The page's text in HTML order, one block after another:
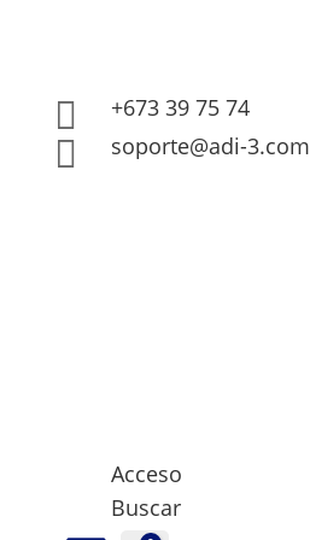
 +673 39 75 74
 soporte@adi-3.com
Acceso
Buscar